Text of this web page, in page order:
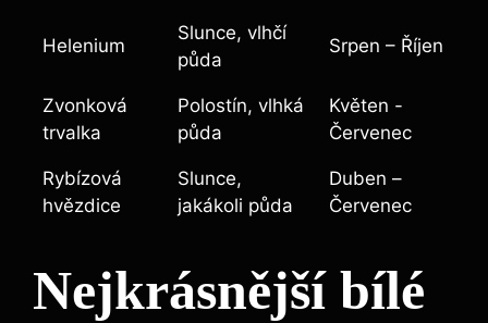
Helenium
Slunce,⁤ vlhčí⁤
půda
Srpen – Říjen
Zvonková⁣
trvalka
Polostín, vlhká
půda
Květen -‌
Červenec
Rybízová
hvězdice
Slunce,
jakákoli půda
Duben –
Červenec
Nejkrásnější bílé